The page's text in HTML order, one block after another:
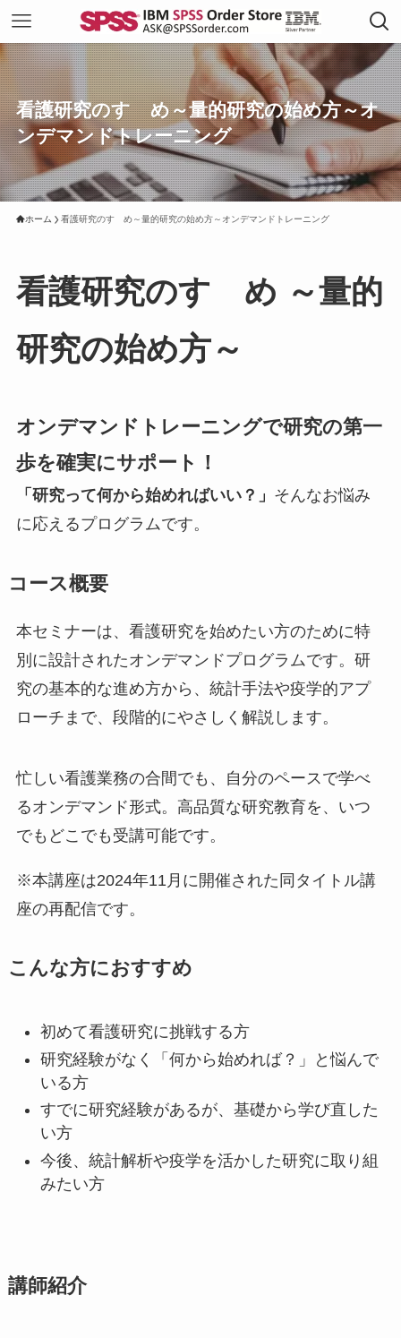
看護研究のすゝめ～量的研究の始め方～オ
ンデマンドトレーニング
ホーム 看護研究のすゝめ～量的研究の始め方～オンデマンドトレーニング
看護研究のすゝめ ～量的
研究の始め方～
オンデマンドトレーニングで研究の第一
歩を確実にサポート！
「研究って何から始めればいい？」 そんなお悩み
に応えるプログラムです。
コース概要
本セミナーは、看護研究を始めたい方のために特
別に設計されたオンデマンドプログラムです。研
究の基本的な進め方から、統計手法や疫学的アプ
ローチまで、段階的にやさしく解説します。
忙しい看護業務の合間でも、自分のペースで学べ
るオンデマンド形式。高品質な研究教育を、いつ
でもどこでも受講可能です。
※本講座は2024年11月に開催された同タイトル講
座の再配信です。
こんな方におすすめ
初めて看護研究に挑戦する方
研究経験がなく「何から始めれば？」と悩んで
いる方
すでに研究経験があるが、基礎から学び直した
い方
今後、統計解析や疫学を活かした研究に取り組
みたい方
講師紹介